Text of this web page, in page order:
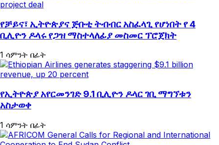
የቻይና፣ ኢትዮጵያና ጅቡቲ ትብብር አስፈላጊ የሆነበት የ 4
ቢሊዮን ዶላሩ የጋዝ ማስተላለፊያ መስመር ፕሮጀክት
1 ሳምንት በፊት
የኢትዮጵያ አየርመንገድ 9.1 ቢሊዮን ዶላር ገቢ ማግኘቱን
አስታወቀ
1 ሳምንት በፊት